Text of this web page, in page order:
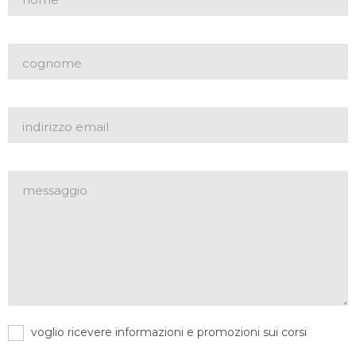
Allievo #12
Dai questionari per allievi 16/17
Allievo #13
Dai questionari per allievi 16/17
voglio ricevere informazioni e promozioni sui corsi